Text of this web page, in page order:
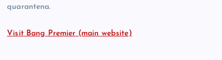
quarantena.
Visit Bang Premier (main website)